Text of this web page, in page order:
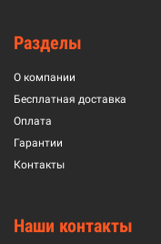
Разделы
О компании
Бесплатная доставка
Оплата
Гарантии
Контакты
Наши контакты